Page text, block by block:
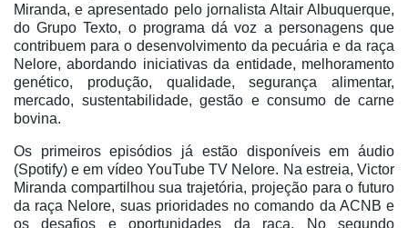
Miranda, e apresentado pelo jornalista Altair Albuquerque,
do Grupo Texto, o programa dá voz a personagens que
contribuem para o desenvolvimento da pecuária e da raça
Nelore, abordando iniciativas da entidade, melhoramento
genético, produção, qualidade, segurança alimentar,
mercado, sustentabilidade, gestão e consumo de carne
bovina.
Os primeiros episódios já estão disponíveis em áudio
(Spotify) e em vídeo YouTube TV Nelore. Na estreia, Victor
Miranda compartilhou sua trajetória, projeção para o futuro
da raça Nelore, suas prioridades no comando da ACNB e
os desafios e oportunidades da raça. No segundo